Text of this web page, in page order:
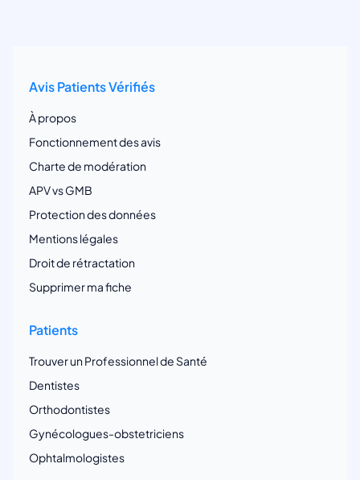
Avis Patients Vérifiés
À propos
Fonctionnement des avis
Charte de modération
APV vs GMB
Protection des données
Mentions légales
Droit de rétractation
Supprimer ma fiche
Patients
Trouver un Professionnel de Santé
Dentistes
Orthodontistes
Gynécologues-obstetriciens
Ophtalmologistes